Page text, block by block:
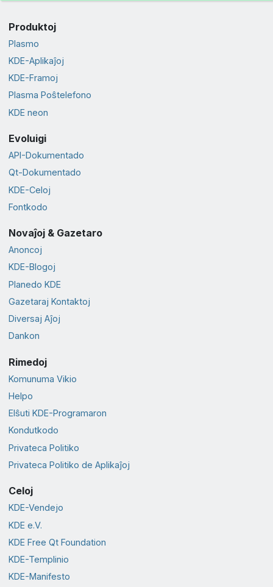
Produktoj
Plasmo
KDE-Aplikaĵoj
KDE-Framoj
Plasma Poŝtelefono
KDE neon
Evoluigi
API-Dokumentado
Qt-Dokumentado
KDE-Celoj
Fontkodo
Novaĵoj & Gazetaro
Anoncoj
KDE-Blogoj
Planedo KDE
Gazetaraj Kontaktoj
Diversaj Aĵoj
Dankon
Rimedoj
Komunuma Vikio
Helpo
Elŝuti KDE-Programaron
Kondutkodo
Privateca Politiko
Privateca Politiko de Aplikaĵoj
Celoj
KDE-Vendejo
KDE e.V.
KDE Free Qt Foundation
KDE-Templinio
KDE-Manifesto